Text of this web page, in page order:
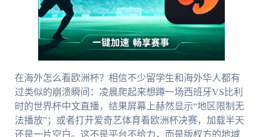
在海外怎么看欧洲杯？相信不少留学生和海外华人都有
过类似的崩溃瞬间：凌晨爬起来想蹲一场西班牙VS比利
时的世界杯中文直播，结果屏幕上赫然显示“地区限制无
法播放”；或者打开爱奇艺体育看欧洲杯决赛，加载半天
还是一片空白。这不是平台不给力，而是版权方的地域